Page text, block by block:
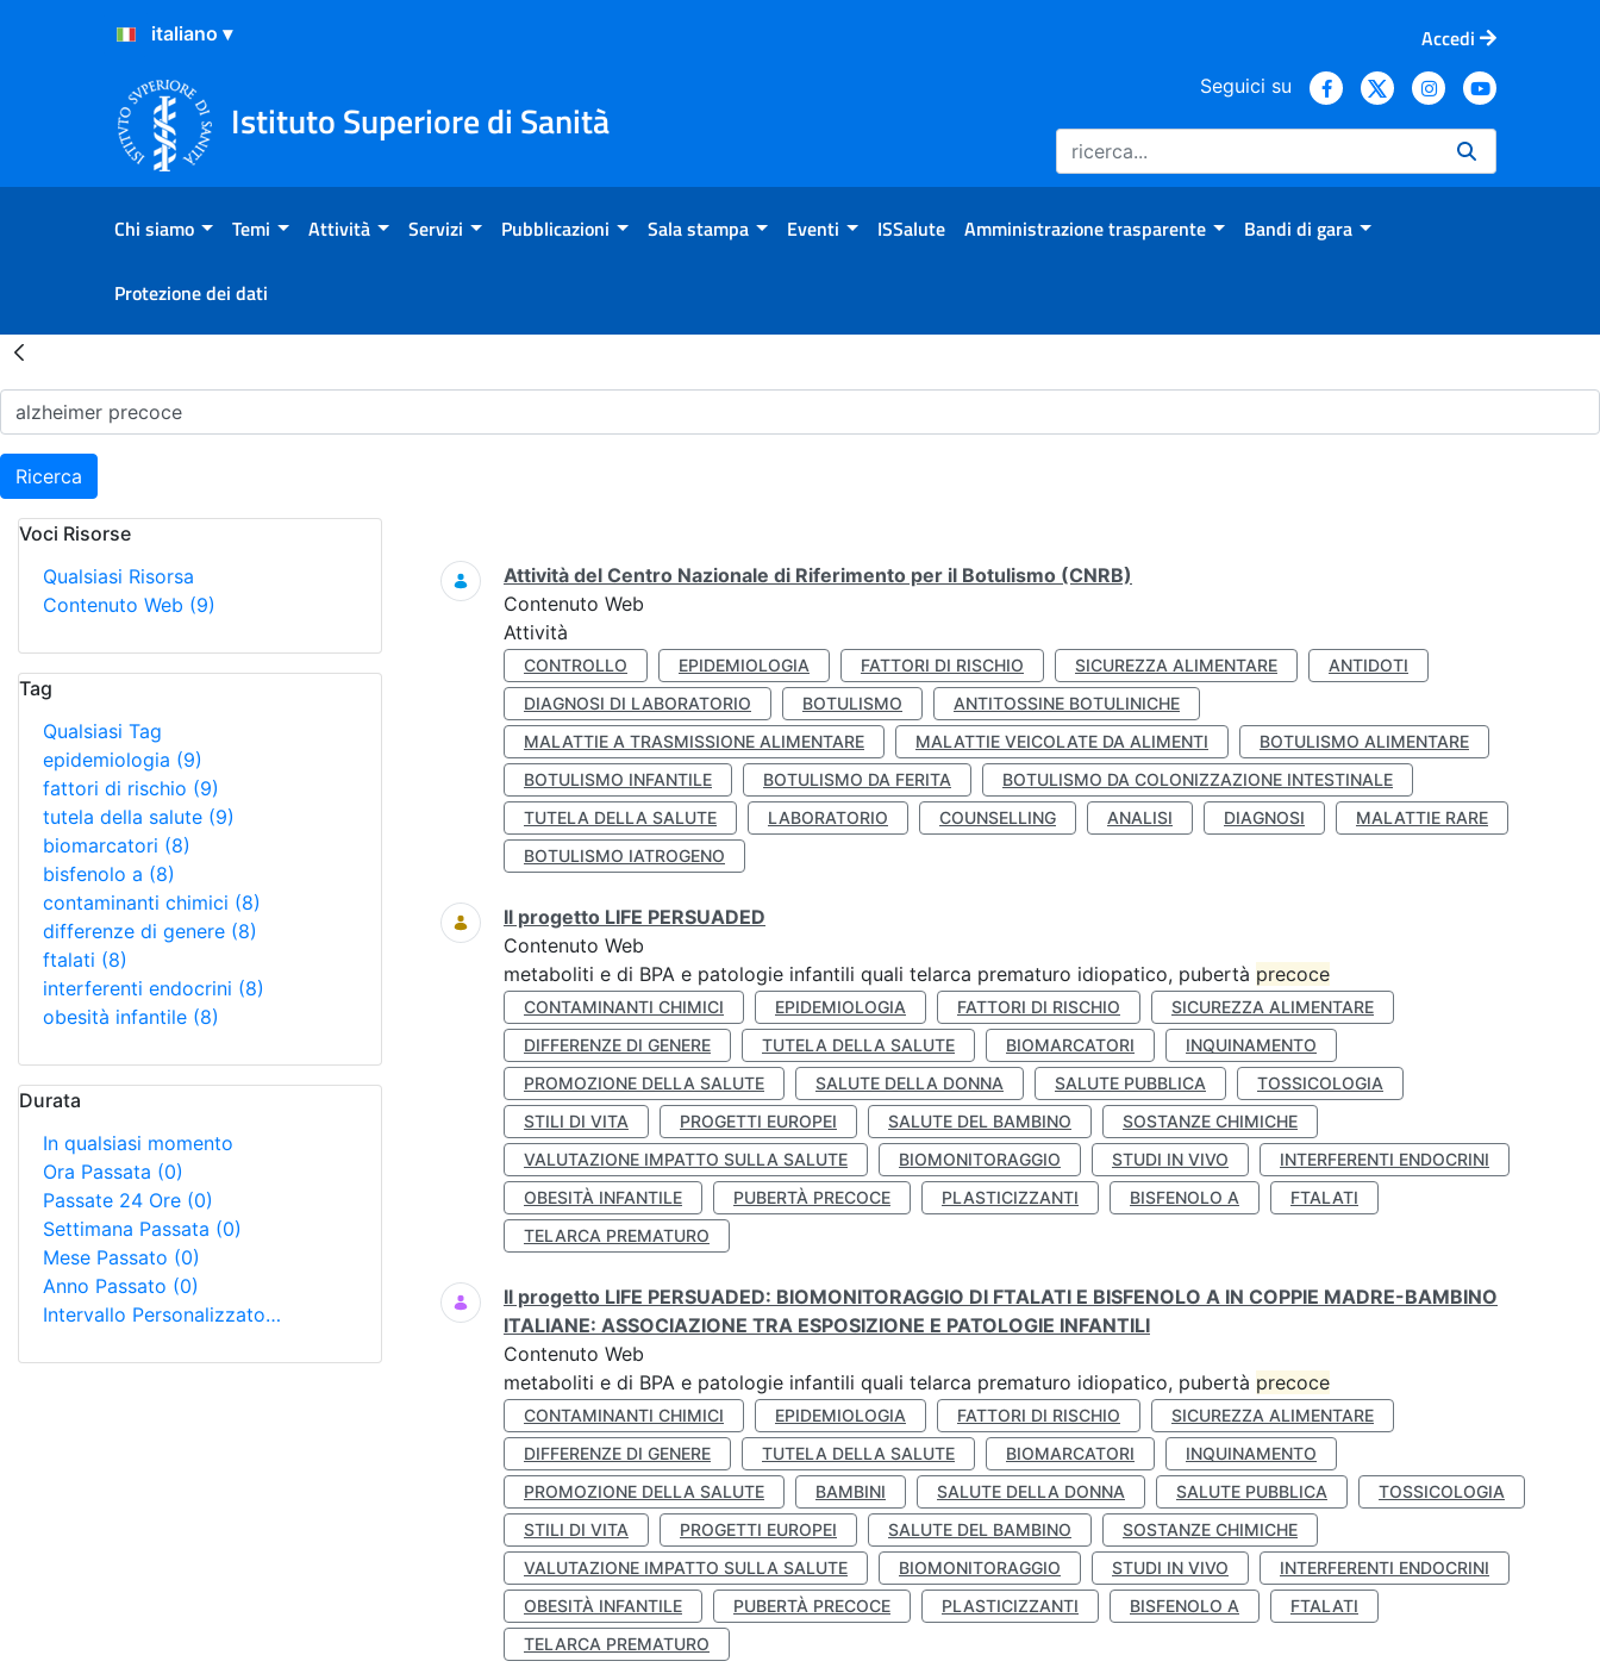
Salta al Contenuto
Salta al Footer
Accedi
Istituto Superiore di Sanità
Seguici su
Chi siamo Temi Attività Servizi Pubblicazioni Sala stampa Eventi ISSalute Amministrazione trasparente Bandi di gara
Protezione dei dati
Risultati della Ricerca - Home
Ricerca
Voci Risorse
Qualsiasi Risorsa
Contenuto Web (9)
Tag
Qualsiasi Tag
epidemiologia (9)
fattori di rischio (9)
tutela della salute (9)
biomarcatori (8)
bisfenolo a (8)
contaminanti chimici (8)
differenze di genere (8)
ftalati (8)
interferenti endocrini (8)
obesità infantile (8)
Durata
In qualsiasi momento
Ora Passata (0)
Passate 24 Ore (0)
Settimana Passata (0)
Mese Passato (0)
Anno Passato (0)
Intervallo Personalizzato…
Ricerca
Attività del Centro Nazionale di Riferimento per il Botulismo (CNRB)
Contenuto Web
Attività
CONTROLLO EPIDEMIOLOGIA FATTORI DI RISCHIO SICUREZZA ALIMENTARE
ANTIDOTI
DIAGNOSI DI LABORATORIO
BOTULISMO
ANTITOSSINE BOTULINICHE
MALATTIE A TRASMISSIONE ALIMENTARE
MALATTIE VEICOLATE DA ALIMENTI
BOTULISMO ALIMENTARE
BOTULISMO INFANTILE
BOTULISMO DA FERITA
BOTULISMO DA COLONIZZAZIONE INTESTINALE
TUTELA DELLA SALUTE
LABORATORIO COUNSELLING ANALISI DIAGNOSI
MALATTIE RARE
BOTULISMO IATROGENO
Il progetto LIFE PERSUADED
Contenuto Web
metaboliti e di BPA e patologie infantili quali telarca prematuro idiopatico, pubertà precoce
CONTAMINANTI CHIMICI EPIDEMIOLOGIA FATTORI DI RISCHIO
SICUREZZA ALIMENTARE
DIFFERENZE DI GENERE
TUTELA DELLA SALUTE BIOMARCATORI
INQUINAMENTO
PROMOZIONE DELLA SALUTE
SALUTE DELLA DONNA SALUTE PUBBLICA
TOSSICOLOGIA
STILI DI VITA
PROGETTI EUROPEI SALUTE DEL BAMBINO
SOSTANZE CHIMICHE
VALUTAZIONE IMPATTO SULLA SALUTE
BIOMONITORAGGIO STUDI IN VIVO
INTERFERENTI ENDOCRINI
OBESITÀ INFANTILE
PUBERTÀ PRECOCE PLASTICIZZANTI BISFENOLO A
FTALATI
TELARCA PREMATURO
Il progetto LIFE PERSUADED: BIOMONITORAGGIO DI FTALATI E BISFENOLO A IN COPPIE MADRE-BAMBINO
ITALIANE: ASSOCIAZIONE TRA ESPOSIZIONE E PATOLOGIE INFANTILI
Contenuto Web
metaboliti e di BPA e patologie infantili quali telarca prematuro idiopatico, pubertà precoce
CONTAMINANTI CHIMICI EPIDEMIOLOGIA FATTORI DI RISCHIO
SICUREZZA ALIMENTARE
DIFFERENZE DI GENERE
TUTELA DELLA SALUTE BIOMARCATORI
INQUINAMENTO
PROMOZIONE DELLA SALUTE
BAMBINI SALUTE DELLA DONNA SALUTE PUBBLICA
TOSSICOLOGIA
STILI DI VITA
PROGETTI EUROPEI SALUTE DEL BAMBINO
SOSTANZE CHIMICHE
VALUTAZIONE IMPATTO SULLA SALUTE
BIOMONITORAGGIO STUDI IN VIVO
INTERFERENTI ENDOCRINI
OBESITÀ INFANTILE
PUBERTÀ PRECOCE PLASTICIZZANTI BISFENOLO A
FTALATI
TELARCA PREMATURO